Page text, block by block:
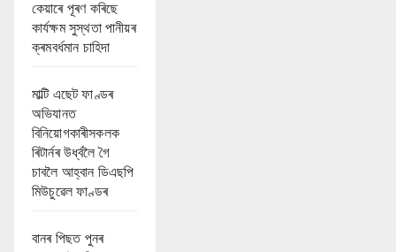
কেয়াৰে পূৰণ কৰিছে
কাৰ্যক্ষম সুস্থতা পানীয়ৰ
ক্ৰমবৰ্ধমান চাহিদা
মাল্টি এছেট ফাণ্ডৰ
অভিযানত
বিনিয়োগকাৰীসকলক
ৰিটাৰ্নৰ উৰ্ধ্বলৈ গৈ
চাবলৈ আহ্বান ডিএছপি
মিউচুৱেল ফাণ্ডৰ
বানৰ পিছত পুনৰ